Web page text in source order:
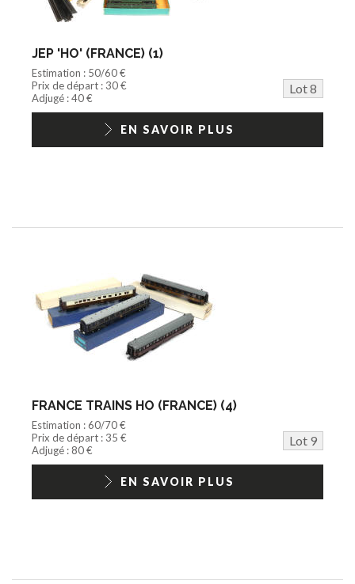
JEP 'HO' (FRANCE) (1)
Estimation : 50/60 €
Prix de départ : 30 €
Lot 8
Adjugé : 40 €
EN SAVOIR PLUS
FRANCE TRAINS HO (FRANCE) (4)
Estimation : 60/70 €
Prix de départ : 35 €
Lot 9
Adjugé : 80 €
EN SAVOIR PLUS